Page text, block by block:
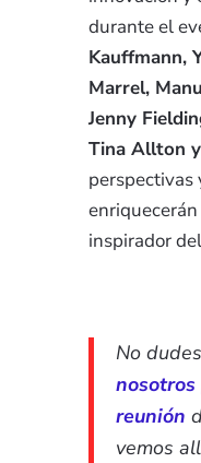
durante el
Kauffmann,
Marrel,
Jenny
Tina Allton y
perspectivas
inspirador
No
nosotros
reunión
vemos